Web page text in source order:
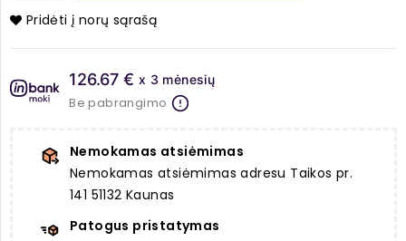
Pridėti į norų sąrašą
126.67 € x 3 mėnesių
Be pabrangimo
Nemokamas atsiėmimas
Nemokamas atsiėmimas adresu Taikos pr.
141 51132 Kaunas
Patogus pristatymas